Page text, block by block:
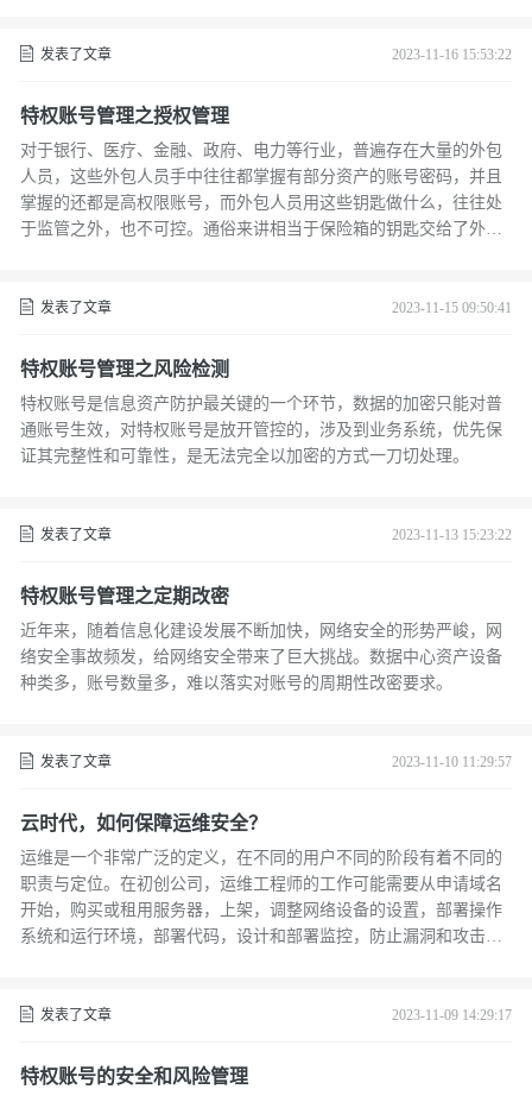
发表了文章 2023-11-16 15:53:22
特权账号管理之授权管理
对于银行、医疗、金融、政府、电力等行业，普遍存在大量的外包
人员，这些外包人员手中往往都掌握有部分资产的账号密码，并且
掌握的还都是高权限账号，而外包人员用这些钥匙做什么，往往处
于监管之外，也不可控。通俗来讲相当于保险箱的钥匙交给了外人
的管理通知，去年8月国家卫生健康委、国家中医药局、国家疾控局
开发的安全管理。 面向事业单位，医院等把网络运维工作全权交给
多，第一大因素就
发表了文章 2023-11-15 09:50:41
特权账号管理之风险检测
特权账号是信息资产防护最关键的一个环节，数据的加密只能对普
通账号生效，对特权账号是放开管控的，涉及到业务系统，优先保
证其完整性和可靠性，是无法完全以加密的方式一刀切处理。
发表了文章 2023-11-13 15:23:22
特权账号管理之定期改密
近年来，随着信息化建设发展不断加快，网络安全的形势严峻，网
络安全事故频发，给网络安全带来了巨大挑战。数据中心资产设备
种类多，账号数量多，难以落实对账号的周期性改密要求。
发表了文章 2023-11-10 11:29:57
云时代，如何保障运维安全？
运维是一个非常广泛的定义，在不同的用户不同的阶段有着不同的
职责与定位。在初创公司，运维工程师的工作可能需要从申请域名
开始，购买或租用服务器，上架，调整网络设备的设置，部署操作
系统和运行环境，部署代码，设计和部署监控，防止漏洞和攻击等
发表了文章 2023-11-09 14:29:17
特权账号的安全和风险管理